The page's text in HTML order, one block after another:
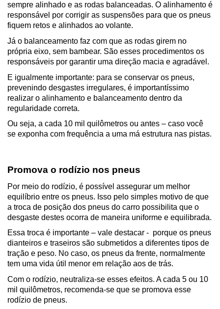
sempre alinhado e as rodas balanceadas. O alinhamento é
responsável por corrigir as suspensões para que os pneus
fiquem retos e alinhados ao volante.
Já o balanceamento faz com que as rodas girem no
própria eixo, sem bambear. São esses procedimentos os
responsáveis por garantir uma direção macia e agradável.
E igualmente importante: para se conservar os pneus,
prevenindo desgastes irregulares, é importantíssimo
realizar o alinhamento e balanceamento dentro da
regularidade correta.
Ou seja, a cada 10 mil quilômetros ou antes – caso você
se exponha com frequência a uma má estrutura nas pistas.
Promova o rodízio nos pneus
Por meio do rodízio, é possível assegurar um melhor
equilíbrio entre os pneus. Isso pelo simples motivo de que
a troca de posição dos pneus do carro possibilita que o
desgaste destes ocorra de maneira uniforme e equilibrada.
Essa troca é importante – vale destacar -  porque os pneus
dianteiros e traseiros são submetidos a diferentes tipos de
tração e peso. No caso, os pneus da frente, normalmente
tem uma vida útil menor em relação aos de trás.
Com o rodízio, neutraliza-se esses efeitos. A cada 5 ou 10
mil quilômetros, recomenda-se que se promova esse
rodízio de pneus.